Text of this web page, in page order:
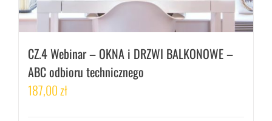
CZ.4 Webinar – OKNA i DRZWI BALKONOWE –
ABC odbioru technicznego
187,00zł